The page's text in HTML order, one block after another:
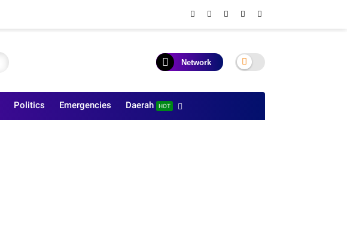
Network
Politics Emergencies Daerah HOT